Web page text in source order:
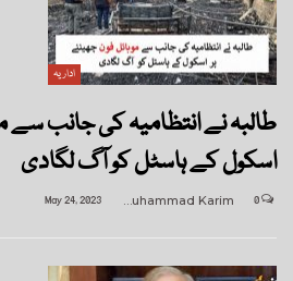
اداریہ
طالبہ نے انتظامیہ کی جانب سے
اسکول کے ہاسٹل کو آگ لگادی
May 24, 2023